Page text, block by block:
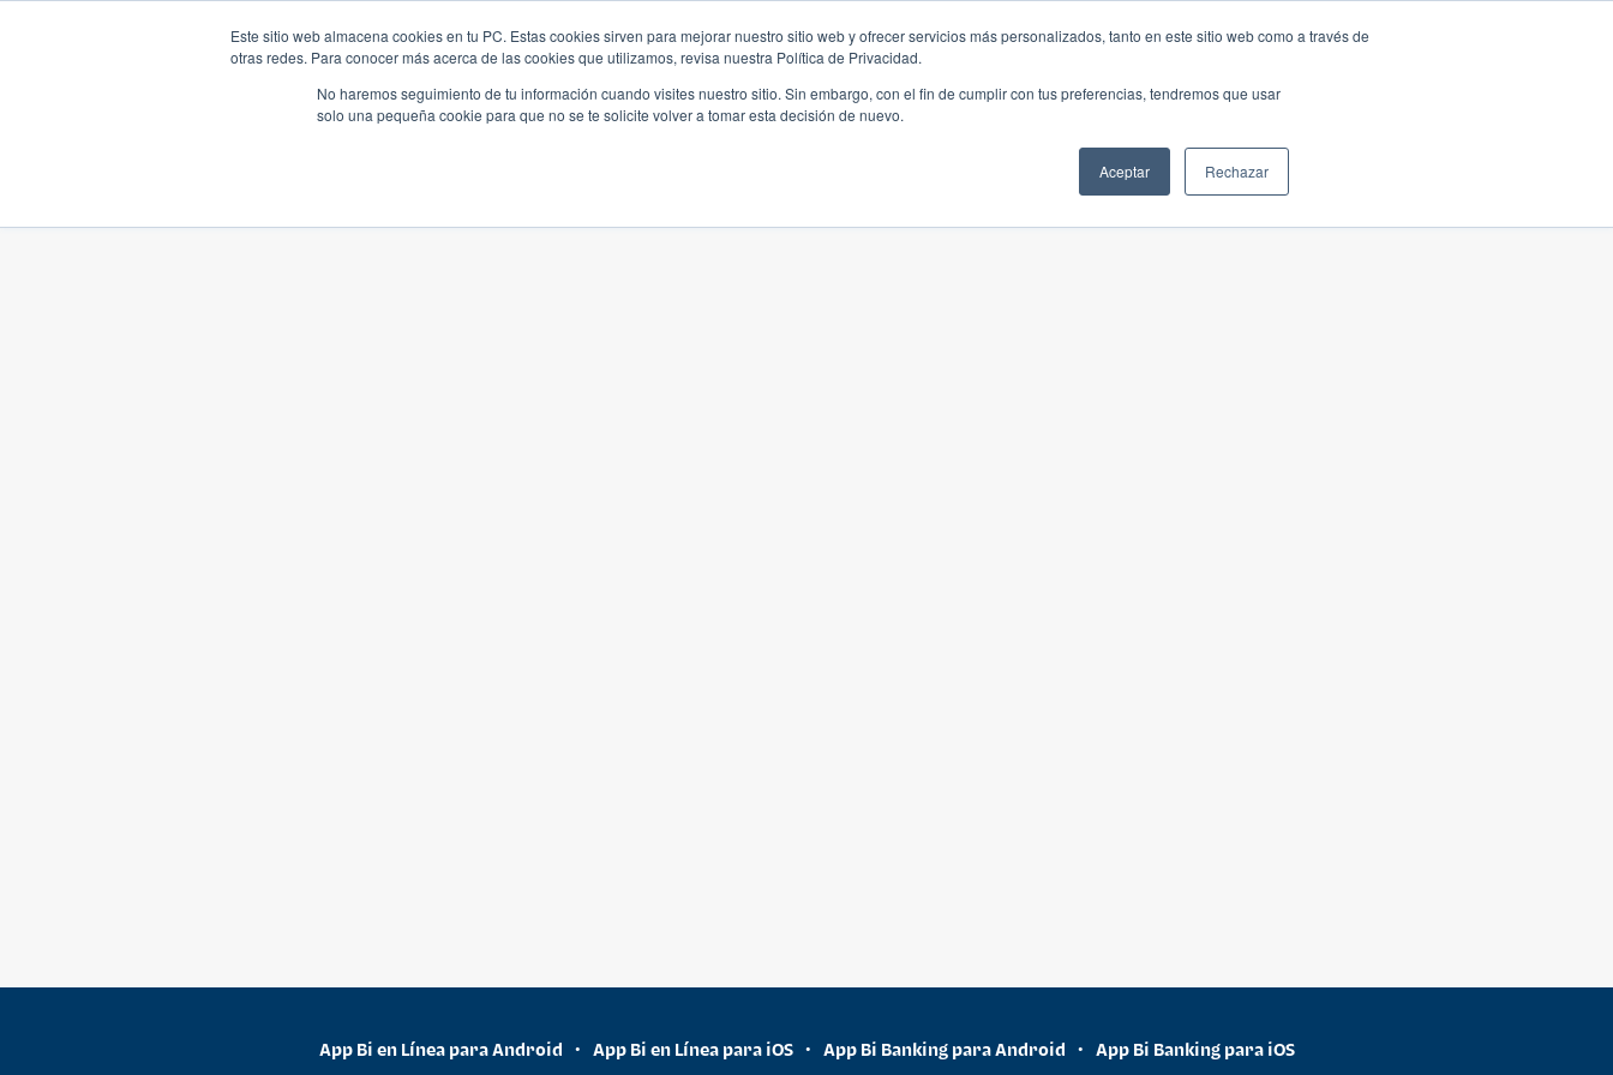
Este sitio web almacena cookies en tu PC. Estas cookies sirven para mejorar nuestro sitio web y ofrecer servicios más personalizados, tanto en este sitio web como a través de
otras redes. Para conocer más acerca de las cookies que utilizamos, revisa nuestra Política de Privacidad.
No haremos seguimiento de tu información cuando visites nuestro sitio. Sin embargo, con el fin de cumplir con tus preferencias, tendremos que usar
solo una pequeña cookie para que no se te solicite volver a tomar esta decisión de nuevo.
Aceptar Rechazar
App Bi en Línea para Android • App Bi en Línea para iOS • App Bi Banking para Android • App Bi Banking para iOS